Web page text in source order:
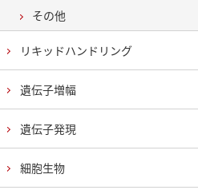
その他
リキッドハンドリング
遺伝子増幅
遺伝子発現
細胞生物